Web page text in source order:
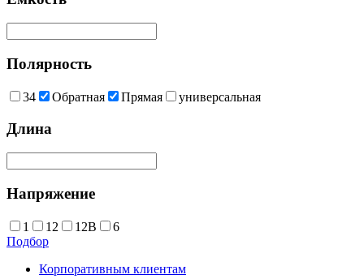
Полярность
34 Обратная Прямая универсальная
Длина
Напряжение
1 12 12В
6
Подбор
Корпоративным клиентам